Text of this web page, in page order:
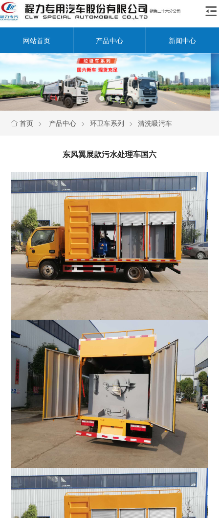

网站首页 产品中心 新闻中心
 首页 > 产品中心 > 环卫车系列 > 清洗吸污车
东风翼展款污水处理车国六